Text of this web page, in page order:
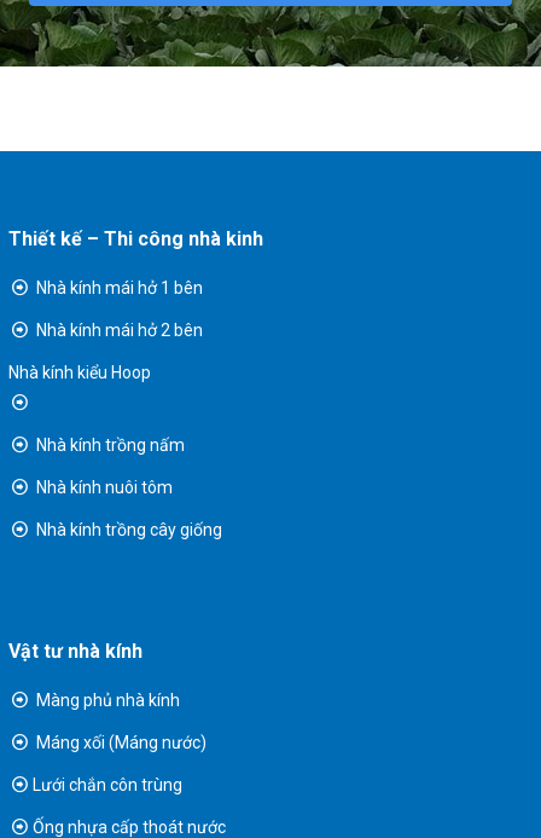
Thiết kế – Thi công nhà kinh
Nhà kính mái hở 1 bên
Nhà kính mái hở 2 bên
Nhà kính kiểu Hoop
Nhà kính trồng nấm
Nhà kính nuôi tôm
Nhà kính trồng cây giống
Vật tư nhà kính
Màng phủ nhà kính
Máng xối (Máng nước)
Lưới chắn côn trùng
Ống nhựa cấp thoát nước